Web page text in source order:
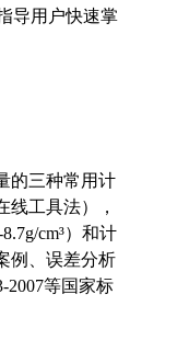
导用户快速掌
的三种常用计
线工具法），
cm³）和计
例、误差分析
2007等国家标